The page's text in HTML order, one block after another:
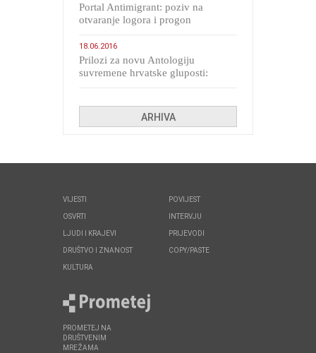
Portal Antimigrant: poziv na
otvaranje logora i progon
18.06.2016
Prilozi za novu Antologiju
suvremene hrvatske gluposti:
ARHIVA
VIJESTI
OSVRTI
LJUDI I KRAJEVI
DRUŠTVO I ZNANOST
KULTURA
POVIJEST
INTERVJU
PRIJEVODI
COPY/PASTE
PROMETEJ NA
DRUŠTVENIM
MREŽAMA